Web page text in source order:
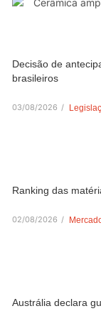
Decisão de
brasileiros
03/08/2026 /
Ranking das
02/08/2026 /
Austrália declara